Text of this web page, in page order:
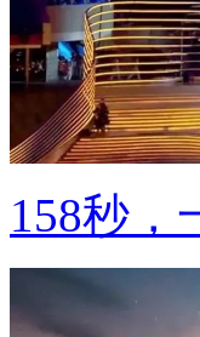
158秒，